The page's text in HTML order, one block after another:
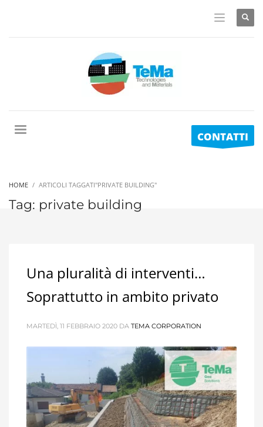
CONTATTI
HOME ARTICOLI TAGGATI"PRIVATE BUILDING"
Tag: private building
Una pluralità di interventi…
Soprattutto in ambito privato
MARTEDÌ, 11 FEBBRAIO 2020 DA TEMA CORPORATION